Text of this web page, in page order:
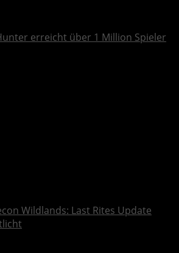
erreicht über 1 Million Spieler
Wildlands: Last Rites Update